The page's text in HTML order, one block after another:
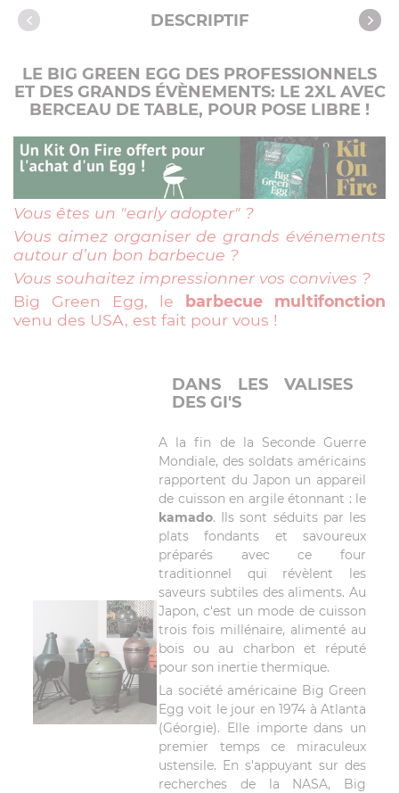
Caractéristiques
DESCRIPTIF
LE BIG GREEN EGG DES PROFESSIONNELS
ET DES GRANDS ÉVÈNEMENTS: LE 2XL AVEC
BERCEAU DE TABLE, POUR POSE LIBRE !
Vous êtes un "early adopter" ?
Vous aimez organiser de grands événements
autour d’un bon barbecue ?
Vous souhaitez impressionner vos convives ?
Big Green Egg, le
barbecue multifonction
venu des USA, est fait pour vous !
DANS LES VALISES
DES GI'S
A la fin de la Seconde Guerre
Mondiale, des soldats américains
rapportent du Japon un appareil
de cuisson en argile étonnant : le
kamado. Ils sont séduits par les
plats fondants et savoureux
préparés avec ce four
traditionnel qui révèlent les
saveurs subtiles des aliments. Au
Japon, c'est un mode de cuisson
trois fois millénaire, alimenté au
bois ou au charbon et réputé
pour son inertie thermique.
La société américaine Big Green
Egg voit le jour en 1974 à Atlanta
(Géorgie). Elle importe dans un
premier temps ce miraculeux
ustensile. En s'appuyant sur des
recherches de la NASA, Big